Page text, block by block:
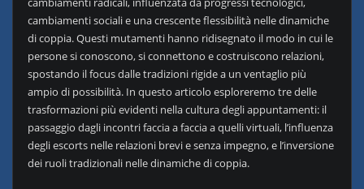
cambiamenti sociali e una crescente flessibilità nelle dinamiche
di coppia. Questi mutamenti hanno ridisegnato il modo in cui le
persone si conoscono, si connettono e costruiscono relazioni,
spostando il focus dalle tradizioni rigide a un ventaglio più
ampio di possibilità. In questo articolo esploreremo tre delle
trasformazioni più evidenti nella cultura degli appuntamenti: il
passaggio dagli incontri faccia a faccia a quelli virtuali, l’influenza
degli escorts nelle relazioni brevi e senza impegno, e l’inversione
dei ruoli tradizionali nelle dinamiche di coppia.